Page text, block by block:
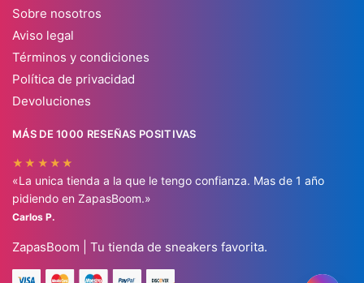
Sobre nosotros
Aviso legal
Términos y condiciones
Política de privacidad
Devoluciones
MÁS DE 1000 RESEÑAS POSITIVAS
★★★★★
«La unica tienda a la que le tengo confianza. Mas de 1 año
pidiendo en ZapasBoom.»
Carlos P.
ZapasBoom | Tu tienda de sneakers favorita.